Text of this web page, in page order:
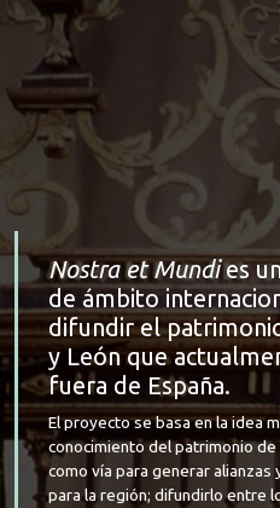
Nostra et Mundies
de ámbito
difundir el
y León que
fuera de España.
El proyecto se basa en la idea
conocimiento del patrimonio
como vía para generar
para la región; difundirlo entre